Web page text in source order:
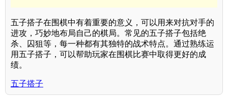
五子搭子在围棋中有着重要的意义，可以用来对抗对手的
进攻，巧妙地布局自己的棋局。常见的五子搭子包括绝
杀、囚狙等，每一种都有其独特的战术特点。通过熟练运
用五子搭子，可以帮助玩家在围棋比赛中取得更好的成
绩。
五子搭子